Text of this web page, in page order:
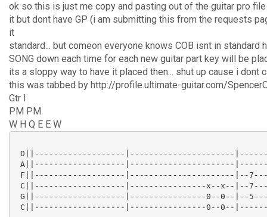
ok so this is just me copy and pasting out of the guitar pro
it but dont have GP (i am submitting this from the requests
it
standard... but comeon everyone knows COB isnt in standard
SONG down each time for each new guitar part key will be
its a sloppy way to have it placed then... shut up cause i dont
this was tabbed by http://profile.ultimate-guitar.com/
Gtr I
PM PM
W H Q E E W
D||-------------------|----------------------
A||-------------------|----------------------
F||-------------------|----------------------|--
C||-------------------|----------------x--x--|--
G||-------------------|----------------0--0--|--
C||-------------------|----------------0--0--